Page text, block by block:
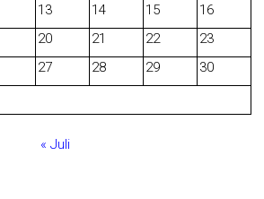
13 14 15
16
20 21 22
23
27 28 29
30
« Juli